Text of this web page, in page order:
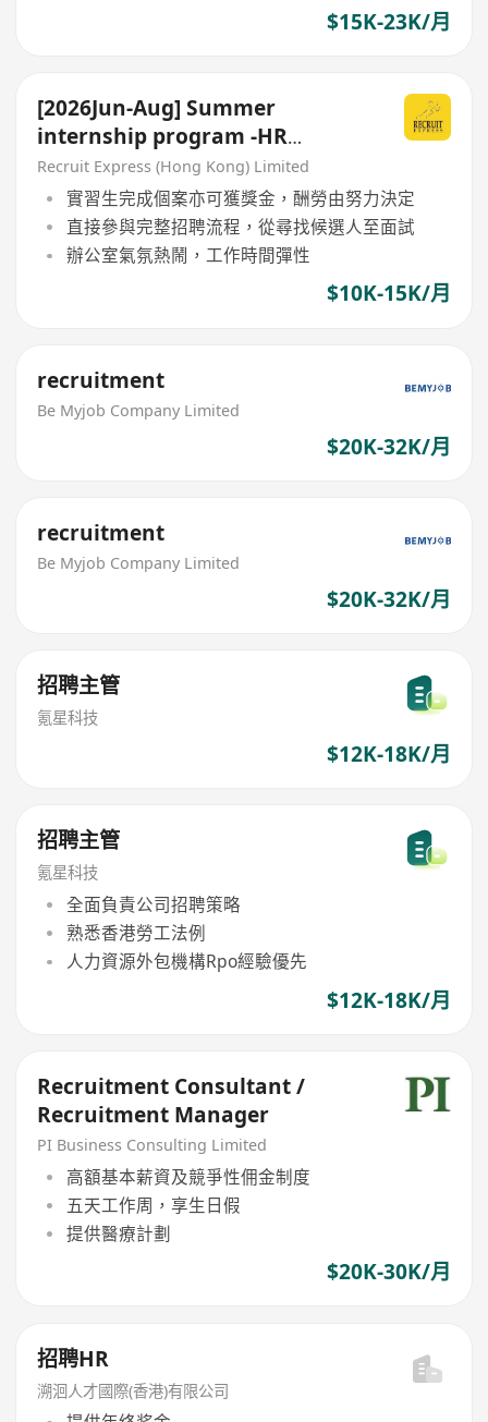
$15K-23K/月
[2026Jun-Aug] Summer
internship program -HR
recruitment
Recruit Express (Hong Kong) Limited
實習生完成個案亦可獲獎金，酬勞由努力決定
直接參與完整招聘流程，從尋找候選人至面試
辦公室氣氛熱鬧，工作時間彈性
$10K-15K/月
recruitment
Be Myjob Company Limited
$20K-32K/月
recruitment
Be Myjob Company Limited
$20K-32K/月
招聘主管
氪星科技
$12K-18K/月
招聘主管
氪星科技
全面負責公司招聘策略
熟悉香港勞工法例
人力資源外包機構Rpo經驗優先
$12K-18K/月
Recruitment Consultant /
Recruitment Manager
PI Business Consulting Limited
高額基本薪資及競爭性佣金制度
五天工作周，享生日假
提供醫療計劃
$20K-30K/月
招聘HR
溯洄人才國際(香港)有限公司